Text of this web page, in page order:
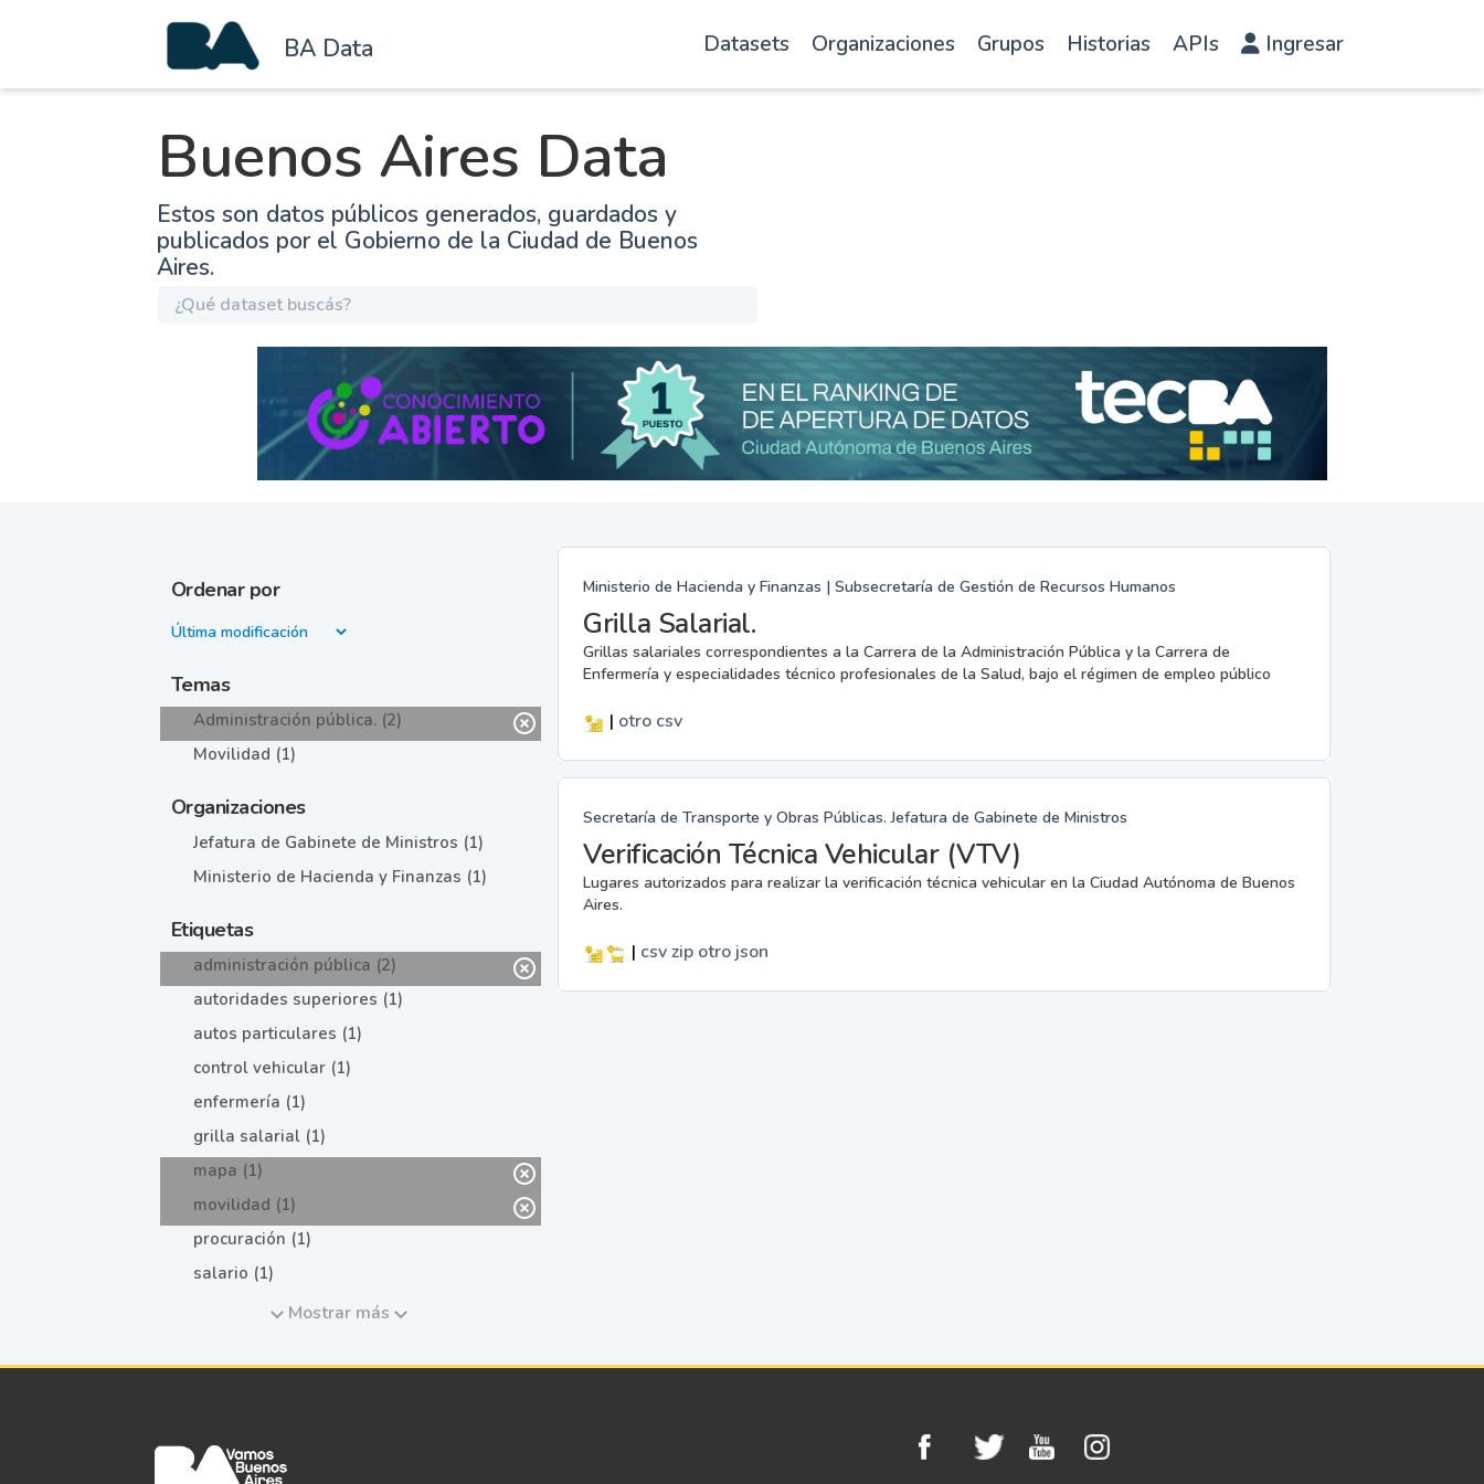
BA Data Datasets Organizaciones Grupos Historias APIs Ingresar
Buenos Aires Data
Estos son datos públicos generados, guardados y
publicados por el Gobierno de la Ciudad de Buenos
Aires.
Ordenar por
Temas
Administración pública. (2)
Movilidad (1)
Organizaciones
Jefatura de Gabinete de Ministros (1)
Ministerio de Hacienda y Finanzas (1)
Etiquetas
administración pública (2)
autoridades superiores (1)
autos particulares (1)
control vehicular (1)
enfermería (1)
grilla salarial (1)
mapa (1)
movilidad (1)
procuración (1)
salario (1)
Mostrar más
Ministerio de Hacienda y Finanzas | Subsecretaría de Gestión de Recursos Humanos
Grilla Salarial.
Grillas salariales correspondientes a la Carrera de la Administración Pública y la Carrera de
Enfermería y especialidades técnico profesionales de la Salud, bajo el régimen de empleo público
| otro csv
Secretaría de Transporte y Obras Públicas. Jefatura de Gabinete de Ministros
Verificación Técnica Vehicular (VTV)
Lugares autorizados para realizar la verificación técnica vehicular en la Ciudad Autónoma de Buenos
Aires.
| csvzip otrojson